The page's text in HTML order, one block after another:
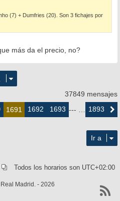
(7) + Dumfries (20). Son 3 fichajes por
más da el precio, no?
37849 mensajes
1691 1692 1693 --- … 1893
Ir a
Todos los horarios son UTC+02:00
Madrid. - 2026